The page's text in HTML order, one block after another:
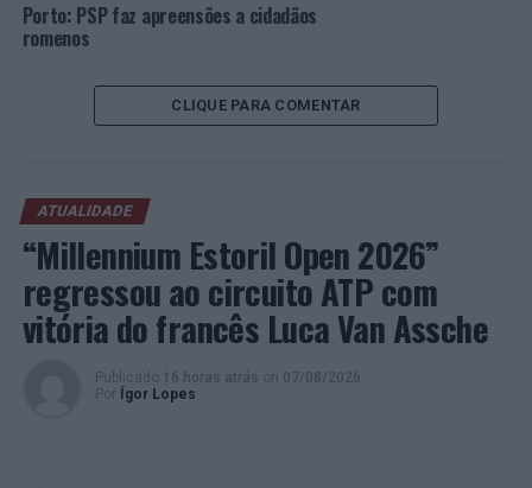
Porto: PSP faz apreensões a cidadãos
romenos
CLIQUE PARA COMENTAR
ATUALIDADE
“Millennium Estoril Open 2026”
regressou ao circuito ATP com
vitória do francês Luca Van Assche
Publicado 16 horas atrás on 07/08/2026
Por
Ígor Lopes